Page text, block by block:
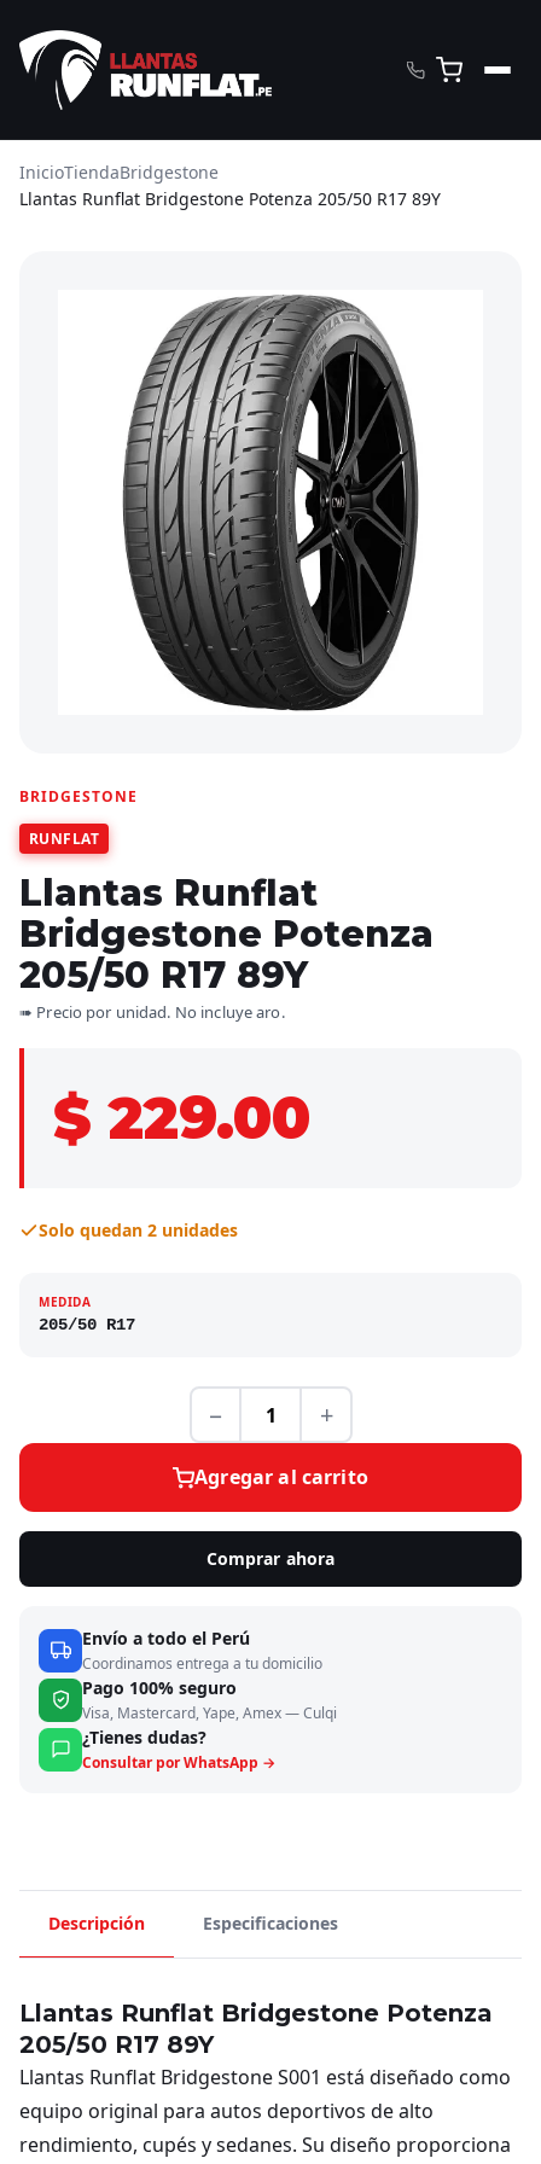
InicioTiendaBridgestone
Llantas Runflat Bridgestone Potenza 205/50 R17 89Y
BRIDGESTONE
RUNFLAT
Llantas Runflat
Bridgestone Potenza
205/50 R17 89Y
➠ Precio por unidad. No incluye aro.
$ 229.00
Solo quedan 2 unidades
MEDIDA
205/50 R17
− +
Agregar al carrito
Comprar ahora
Envío a todo el Perú
Coordinamos entrega a tu domicilio
Pago 100% seguro
Visa, Mastercard, Yape, Amex — Culqi
¿Tienes dudas?
Consultar por WhatsApp →
Descripción Especificaciones
Llantas Runflat Bridgestone Potenza
205/50 R17 89Y
Llantas Runflat Bridgestone S001 está diseñado como
equipo original para autos deportivos de alto
rendimiento, cupés y sedanes. Su diseño proporciona